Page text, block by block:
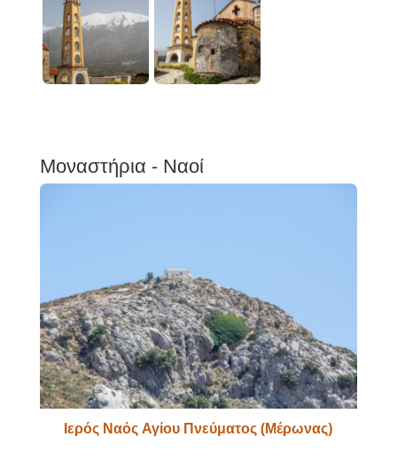
Μοναστήρια - Ναοί
Ιερός Ναός Αγίου Πνεύματος (Μέρωνας)